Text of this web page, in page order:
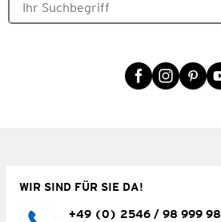
WIR SIND FÜR SIE DA!
+49 (0) 2546 / 98 999 98